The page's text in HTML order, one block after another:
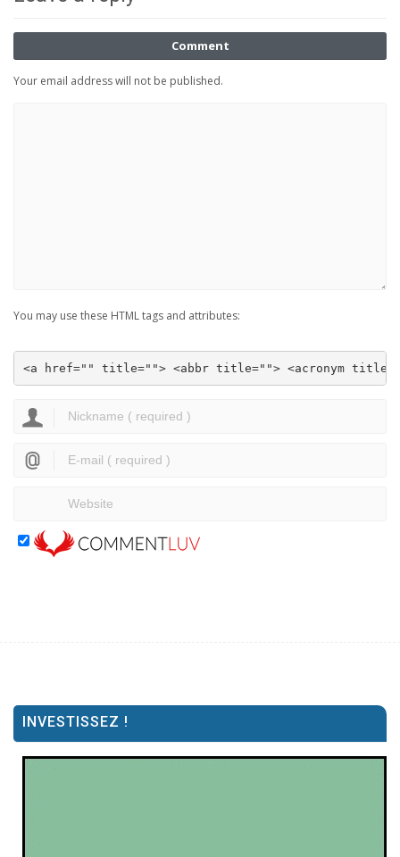
Comment
Your email address will not be published.
You may use these HTML tags and attributes:
<a href="" title=""> <abbr title=""> <acronym
INVESTISSEZ !